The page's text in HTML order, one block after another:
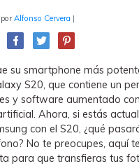
y restaura copias
WhatsApp y más
Respaldo y
Realiza y restaura
seguridad de más
datos, incluyendo
WhatsApp.
para Empresas
Educativos
Frecuentes
Soporte
Nosotros
eventos
MÁS SOLUCIONES
Descargar
porAlfonso Cervera |
su smartphone más
S20, que contiene un
y software aumentado
Ahora, si estás
con el S20, ¿qué
No te preocupes, aquí
para que transfieras tus